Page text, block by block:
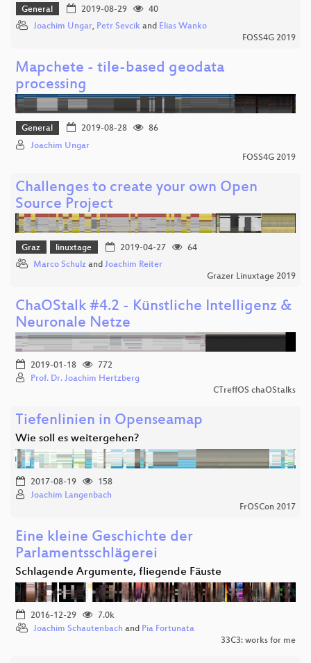
General 2019-08-29
40
Joachim Ungar, Petr Sevcik and Elias Wanko
FOSS4G 2019
Mapchete - tile-based geodata
processing
General 2019-08-28
86
Joachim Ungar
FOSS4G 2019
Challenges to create your own Open
Source Project
Graz linuxtage 2019-04-27
64
Marco Schulz and Joachim Reiter
Grazer Linuxtage 2019
ChaOStalk #4.2 - Künstliche Intelligenz &
Neuronale Netze
2019-01-18
772
Prof. Dr. Joachim Hertzberg
CTreffOS chaOStalks
Tiefenlinien in Openseamap
Wie soll es weitergehen?
2017-08-19
158
Joachim Langenbach
FrOSCon 2017
Eine kleine Geschichte der
Parlamentsschlägerei
Schlagende Argumente, fliegende Fäuste
2016-12-29
7.0k
Joachim Schautenbach and Pia Fortunata
33C3: works for me